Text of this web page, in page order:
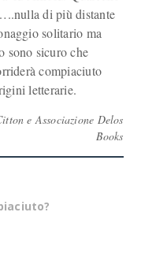
di più distante
solitario ma
sono sicuro che
compiaciuto
letterarie.
e Associazione Delos
Books